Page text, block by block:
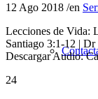
12 Ago 2018 /en
Lecciones de Vida:
Santiago 3:1-12 |
Descargar Audio:
24